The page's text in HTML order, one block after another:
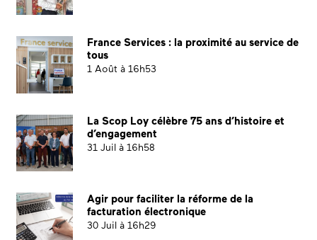
France Services : la proximité au service de
tous
1 Août à 16h53
La Scop Loy célèbre 75 ans d’histoire et
d’engagement
31 Juil à 16h58
Agir pour faciliter la réforme de la
facturation électronique
30 Juil à 16h29